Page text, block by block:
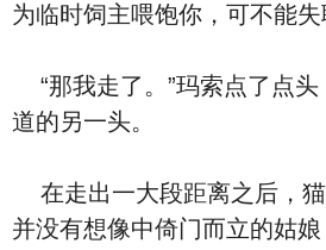
为临时饲主喂饱你，可不能失
“那我走了。”玛索点了点头
道的另一头。
在走出一大段距离之后，猫
并没有想像中倚门而立的姑